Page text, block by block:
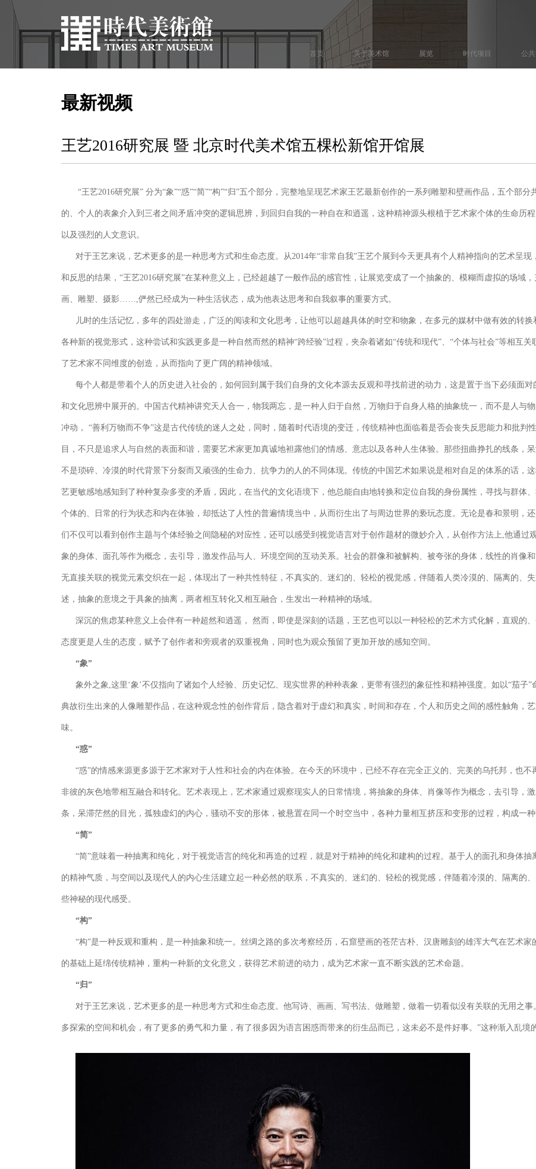
首页 关于美术馆 展览 时代项目 公
最新视频
王艺2016研究展 暨 北京时代美术馆五棵松新馆开馆展
“王艺2016研究展” 分为“象”“惑”“简”“构”“归”五个部分，完整地呈现艺术家王艺最新创作的一系列雕塑和壁画作品，五个部
的、个人的表象介入到三者之间矛盾冲突的逻辑思辨，到回归自我的一种自在和逍遥，这种精神源头根植于艺术家个体的生命历
以及强烈的人文意识。
对于王艺来说，艺术更多的是一种思考方式和生命态度。从2014年“非常自我”王艺个展到今天更具有个人精神指向的艺术呈
和反思的结果，“王艺2016研究展”在某种意义上，已经超越了一般作品的感官性，让展览变成了一个抽象的、模糊而虚拟的场域
画、雕塑、摄影……,俨然已经成为一种生活状态，成为他表达思考和自我叙事的重要方式。
儿时的生活记忆，多年的四处游走，广泛的阅读和文化思考，让他可以超越具体的时空和物象，在多元的媒材中做有效的转
各种新的视觉形式，这种尝试和实践更多是一种自然而然的精神“跨经验”过程，夹杂着诸如“传统和现代”、“个体与社会”等相互
了艺术家不同维度的创造，从而指向了更广阔的精神领域。
每个人都是带着个人的历史进入社会的，如何回到属于我们自身的文化本源去反观和寻找前进的动力，这是置于当下必须面
和文化思辨中展开的。中国古代精神讲究天人合一，物我两忘，是一种人归于自然，万物归于自身人格的抽象统一，而不是人与
冲动， “善利万物而不争”这是古代传统的迷人之处，同时，随着时代语境的变迁，传统精神也面临着是否会丧失反思能力和批判
目，不只是追求人与自然的表面和谐，需要艺术家更加真诚地袒露他们的情感、意志以及各种人生体验。那些扭曲挣扎的线条，
不是琐碎、冷漠的时代背景下分裂而又顽强的生命力、抗争力的人的不同体现。传统的中国艺术如果说是相对自足的体系的话，
艺更敏感地感知到了种种复杂多变的矛盾，因此，在当代的文化语境下，他总能自由地转换和定位自我的身份属性，寻找与群体
个体的、日常的行为状态和内在体验，却抵达了人性的普遍情境当中，从而衍生出了与周边世界的亵玩态度。无论是春和景明，
们不仅可以看到创作主题与个体经验之间隐秘的对应性，还可以感受到视觉语言对于创作题材的微妙介入，从创作方法上,他通过
象的身体、面孔等作为概念，去引导，激发作品与人、环境空间的互动关系。社会的群像和被解构、被夸张的身体，线性的肖像
无直接关联的视觉元素交织在一起，体现出了一种共性特征，不真实的、迷幻的、轻松的视觉感，伴随着人类冷漠的、隔离的、
述，抽象的意境之于具象的抽离，两者相互转化又相互融合，生发出一种精神的场域。
深沉的焦虑某种意义上会伴有一种超然和逍遥， 然而，即使是深刻的话题，王艺也可以以一种轻松的艺术方式化解，直观的
态度更是人生的态度，赋予了创作者和旁观者的双重视角，同时也为观众预留了更加开放的感知空间。
“象”
象外之象,这里‘象’不仅指向了诸如个人经验、历史记忆、现实世界的种种表象，更带有强烈的象征性和精神强度。如以“茄子
典故衍生出来的人像雕塑作品，在这种观念性的创作背后，隐含着对于虚幻和真实，时间和存在，个人和历史之间的感性触角，
味。
“惑”
“惑”的情感来源更多源于艺术家对于人性和社会的内在体验。在今天的环境中，已经不存在完全正义的、完美的乌托邦，也
非彼的灰色地带相互融合和转化。艺术表现上，艺术家通过观察现实人的日常情境，将抽象的身体、肖像等作为概念，去引导，
条，呆滞茫然的目光，孤独虚幻的内心，骚动不安的形体，被悬置在同一个时空当中，各种力量相互挤压和变形的过程，构成一种
“简”
“简”意味着一种抽离和纯化，对于视觉语言的纯化和再造的过程，就是对于精神的纯化和建构的过程。基于人的面孔和身体
的精神气质，与空间以及现代人的内心生活建立起一种必然的联系，不真实的、迷幻的、轻松的视觉感，伴随着冷漠的、隔离的
些神秘的现代感受。
“构”
“构”是一种反观和重构，是一种抽象和统一。丝绸之路的多次考察经历，石窟壁画的苍茫古朴、汉唐雕刻的雄浑大气在艺术
的基础上延绵传统精神，重构一种新的文化意义，获得艺术前进的动力，成为艺术家一直不断实践的艺术命题。
“归”
对于王艺来说，艺术更多的是一种思考方式和生命态度。他写诗、画画、写书法、做雕塑，做着一切看似没有关联的无用之
多探索的空间和机会，有了更多的勇气和力量，有了很多因为语言困惑而带来的衍生品而已，这未必不是件好事。”这种渐入乱境